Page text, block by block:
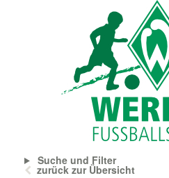
Suche und Filter
zurück zur Übersicht